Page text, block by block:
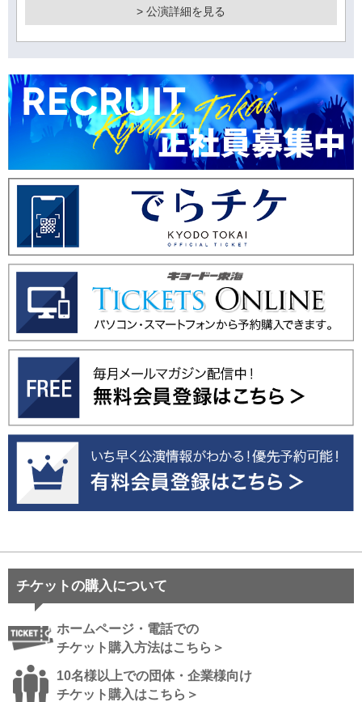
> 公演詳細を見る
チケットの購入について
ホームページ・電話での
チケット購入方法はこちら＞
10名様以上での団体・企業様向け
チケット購入はこちら＞